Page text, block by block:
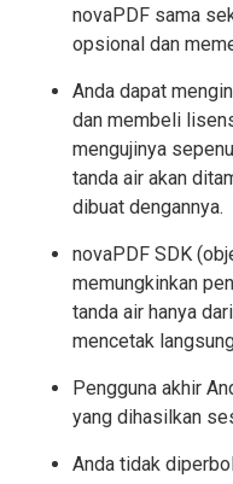
novaPDF sama
opsional dan
Anda dapat
dan membeli
mengujinya
tanda air akan
dibuat dengannya.
novaPDF SDK
memungkinkan
tanda air hanya
mencetak
Pengguna akhir
yang dihasilkan
Anda tidak